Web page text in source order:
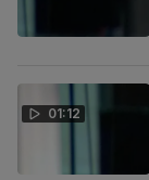
01:12